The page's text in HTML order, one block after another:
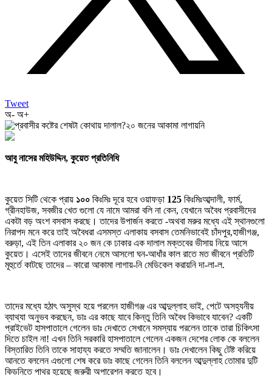
Tweet
অ- অ+
আবু নাসের মহিউদ্দিন, কুয়েত প্রতিনিধি
কুয়েত সিটি থেকে প্রায় ১০০ কিঃমিঃ দূরে হবে ওয়াফড়া 125 কিঃমিঃআব্দালী, ফার্ম,
গ্রীনহাউজ, সবজীর খেত গুলো যে নামে আমরা বলি না কেন, যেখানে অবৈধ প্রবাসীদের
একটা বড় অংশ বসবাস করছে। তাদের উপার্জন করতে -অথবা মরুর মধ্যে এই স্থানগুলো
নিরাপদ মনে করে তাই অবৈধরা এসমস্ত এলাকায় বসবাস তেমনিভাবেই চাঁদপুর,হাজীগঞ্জ,
বরুড়া, এই তিন এলাকার ২০ জন কে ঢাকার এক দালাল মক্তবের ভীসায় নিয়ে আসে
কুয়েত। এসেই তাদের জীবনে নেমে আসলো ঘন-আধাঁর কাল রাতে মত জীবনে প্রতিটি
মূহুর্তে কাটছে তাদের – কারো আকামা লাগায়-নি মেডিকেল করায়নি দা-লা-ল.
তাদের মধ্যে হঠাৎ অসুস্থ হয়ে পরলেন হাজীগঞ্জ এর আব্দুল্লাহ ভাই, পেটে অসহ্যনীয়
ব্যাথ্যা অনুভব করছেন, ডাঃ এর কাছে যাবে কিন্তু তিনি অবৈধ কিভাবে যাবেন? একটি
প্রাইভেট হাসপাতালে গেলেন ডাঃ দেখাতে সেখানে সমস্যায় পরলেন তাকে তারা চিকিৎসা
দিতে চাইল না! এখন তিনি সরকারি হাসপাতালে গেলেন একজন দেশের লোক কে বললেন
বিস্তারিত তিনি তাকে সাহায্য করতে সম্মতি জানালেন। ডাঃ দেখালেন কিছু টেষ্ট করিয়ে
আনতে বললেন এগুলো শেষ করে ডাঃ কাছে গেলেন তিনি বললেন আব্দুল্লাহ তোমার দুটি
কিডনিতে পাথর হয়েছে জরুরী অপারেশন করতে হবে।